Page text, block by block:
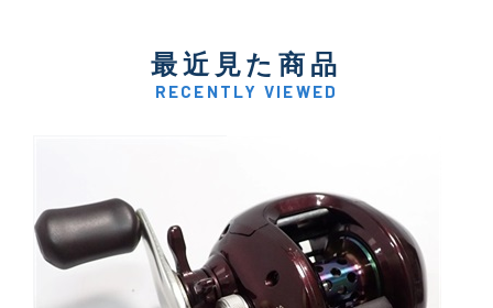
最近見た商品
RECENTLY VIEWED